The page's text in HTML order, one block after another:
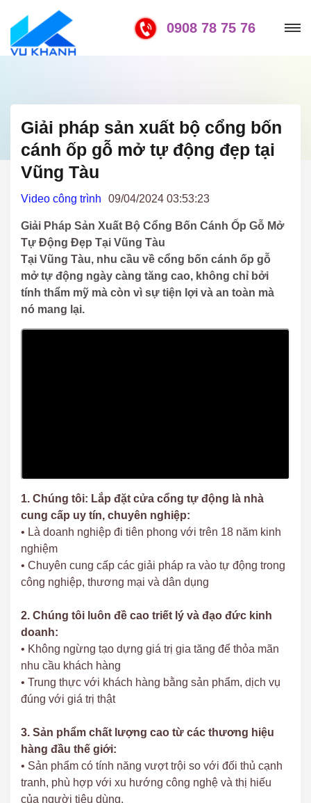
0908 78 75 76
Giải pháp sản xuất bộ cổng bốn
cánh ốp gỗ mở tự động đẹp tại
Vũng Tàu
Video công trình 09/04/2024 03:53:23
Giải Pháp Sản Xuất Bộ Cổng Bốn Cánh Ốp Gỗ Mở
Tự Động Đẹp Tại Vũng Tàu
Tại Vũng Tàu, nhu cầu về cổng bốn cánh ốp gỗ
mở tự động ngày càng tăng cao, không chỉ bởi
tính thẩm mỹ mà còn vì sự tiện lợi và an toàn mà
nó mang lại.
1. Chúng tôi: Lắp đặt cửa cổng tự động là nhà
cung cấp uy tín, chuyên nghiệp:
• Là doanh nghiệp đi tiên phong với trên 18 năm kinh
nghiệm
• Chuyên cung cấp các giải pháp ra vào tự động trong
công nghiệp, thương mại và dân dụng
2. Chúng tôi luôn đề cao triết lý và đạo đức kinh
doanh:
• Không ngừng tạo dựng giá trị gia tăng để thỏa mãn
nhu cầu khách hàng
• Trung thực với khách hàng bằng sản phẩm, dịch vụ
đúng với giá trị thật
3. Sản phẩm chất lượng cao từ các thương hiệu
hàng đầu thế giới:
• Sản phẩm có tính năng vượt trội so với đối thủ cạnh
tranh, phù hợp với xu hướng công nghệ và thị hiếu
của người tiêu dùng.